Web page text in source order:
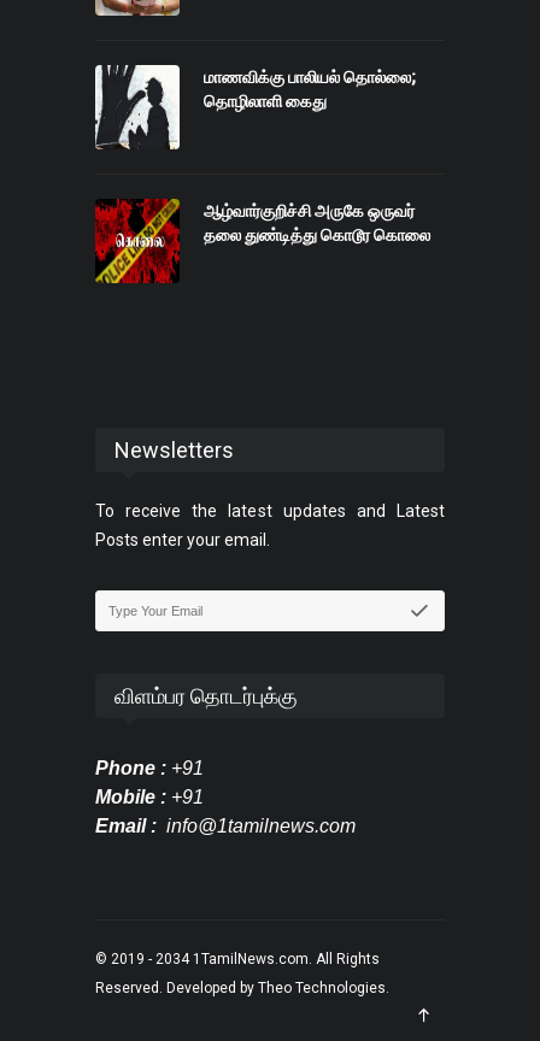
மாணவிக்கு பாலியல் தொல்லை;
தொழிலாளி கைது
ஆழ்வார்குறிச்சி அருகே ஒருவர்
தலை துண்டித்து கொடூர கொலை
Newsletters
To receive the latest updates and Latest
Posts enter your email.
விளம்பர தொடர்புக்கு
Phone : +91
Mobile : +91
Email : info@1tamilnews.com
© 2019 - 2034 1TamilNews.com. All Rights
Reserved. Developed by Theo Technologies.